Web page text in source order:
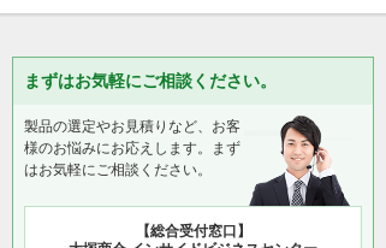
まずはお気軽にご相談ください。
製品の選定やお見積りなど、お客
様のお悩みにお応えします。まず
はお気軽にご相談ください。
【総合受付窓口】